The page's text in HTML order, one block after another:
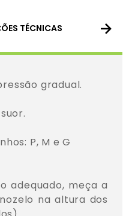
TÉCNICAS
gradual.
P, M e G
adequado, meça a
na altura dos